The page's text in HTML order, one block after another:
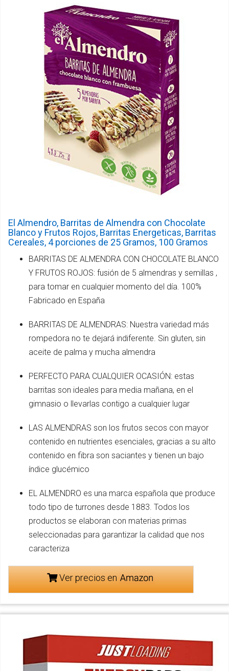
El Almendro, Barritas de Almendra con Chocolate
Blanco y Frutos Rojos, Barritas Energeticas, Barritas
Cereales, 4 porciones de 25 Gramos, 100 Gramos
BARRITAS DE ALMENDRA CON CHOCOLATE BLANCO
Y FRUTOS ROJOS: fusión de 5 almendras y semillas ,
para tomar en cualquier momento del día. 100%
Fabricado en España
BARRITAS DE ALMENDRAS: Nuestra variedad más
rompedora no te dejará indiferente. Sin gluten, sin
aceite de palma y mucha almendra
PERFECTO PARA CUALQUIER OCASIÓN: estas
barritas son ideales para media mañana, en el
gimnasio o llevarlas contigo a cualquier lugar
LAS ALMENDRAS son los frutos secos con mayor
contenido en nutrientes esenciales, gracias a su alto
contenido en fibra son saciantes y tienen un bajo
índice glucémico
EL ALMENDRO es una marca española que produce
todo tipo de turrones desde 1883. Todos los
productos se elaboran con materias primas
seleccionadas para garantizar la calidad que nos
caracteriza
Ver precios en